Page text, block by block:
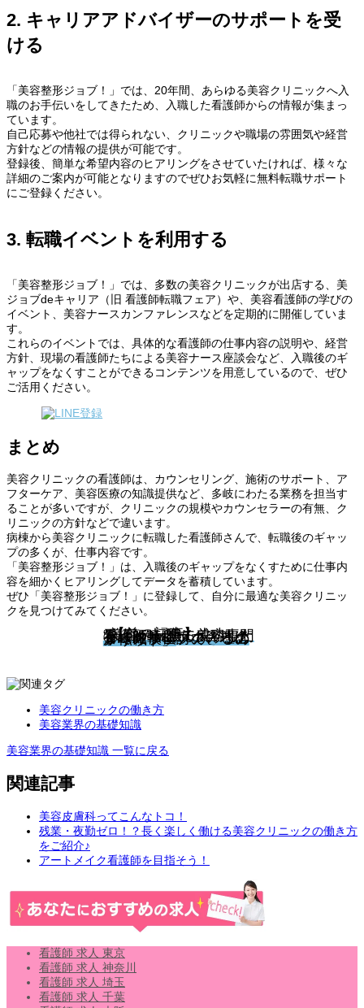
2. キャリアアドバイザーのサポートを受
ける
「美容整形ジョブ！」では、20年間、あらゆる美容クリニックへ入
職のお手伝いをしてきたため、入職した看護師からの情報が集まっ
ています。
自己応募や他社では得られない、クリニックや職場の雰囲気や経営
方針などの情報の提供が可能です。
登録後、簡単な希望内容のヒアリングをさせていたければ、様々な
詳細のご案内が可能となりますのでぜひお気軽に無料転職サポート
にご登録ください。
3. 転職イベントを利用する
「美容整形ジョブ！」では、多数の美容クリニックが出店する、美
ジョブdeキャリア（旧 看護師転職フェア）や、美容看護師の学びの
イベント、美容ナースカンファレンスなどを定期的に開催していま
す。
これらのイベントでは、具体的な看護師の仕事内容の説明や、経営
方針、現場の看護師たちによる美容ナース座談会など、入職後のギ
ャップをなくすことができるコンテンツを用意しているので、ぜひ
ご活用ください。
まとめ
美容クリニックの看護師は、カウンセリング、施術のサポート、ア
フターケア、美容医療の知識提供など、多岐にわたる業務を担当す
ることが多いですが、クリニックの規模やカウンセラーの有無、ク
リニックの方針などで違います。
病棟から美容クリニックに転職した看護師さんで、転職後のギャッ
プの多くが、仕事内容です。
「美容整形ジョブ！」は、入職後のギャップをなくすために仕事内
容を細かくヒアリングしてデータを蓄積しています。
ぜひ「美容整形ジョブ！」に登録して、自分に最適な美容クリニッ
クを見つけてみてください。
【前の記事】
“美容へ転職に成功した看護師”が語る美容専門看護師転職フェアとは②「クリニックの理念まで比較検討できるのが転職フェアの一つのメリット」
美容クリニックの働き方
美容業界の基礎知識
美容業界の基礎知識 一覧に戻る
関連記事
美容皮膚科ってこんなトコ！
残業・夜勤ゼロ！？長く楽しく働ける美容クリニックの働き方
をご紹介♪
アートメイク看護師を目指そう！
看護師 求人 東京
看護師 求人 神奈川
看護師 求人 埼玉
看護師 求人 千葉